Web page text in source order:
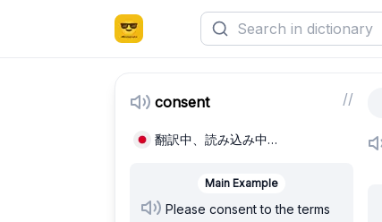
consent //
翻訳中、読み込み中…
Main Example
Please consent to the terms